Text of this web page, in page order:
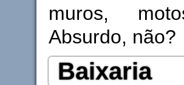
muros,
Absurdo, não?
Baixaria